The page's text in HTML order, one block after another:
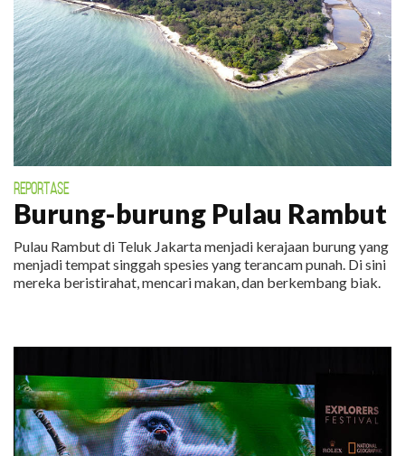
REPORTASE
Burung-burung Pulau Rambut
Pulau Rambut di Teluk Jakarta menjadi kerajaan burung yang
menjadi tempat singgah spesies yang terancam punah. Di sini
mereka beristirahat, mencari makan, dan berkembang biak.